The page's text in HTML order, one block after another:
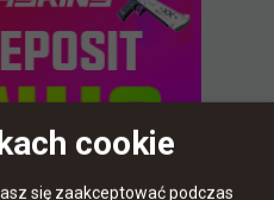
cookie
się zaakceptować podczas